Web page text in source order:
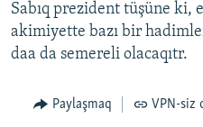
Sabıq prezident tüşüne ki,
akimiyette bazı bir
daa da semereli olacaqıtr.
Paylaşmaq VPN-siz